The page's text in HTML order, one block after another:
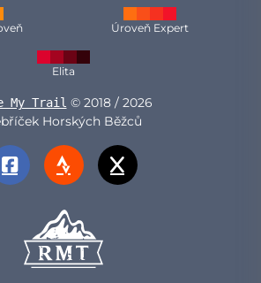
Úroveň Expert
Elita
My Trail © 2018 / 2026
Horských Běžců